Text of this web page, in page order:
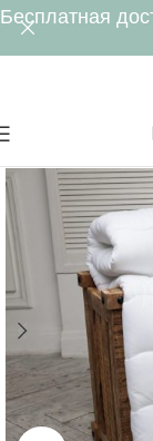
Бесплатная